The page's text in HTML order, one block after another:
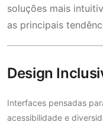
soluções mais
as principais
Design
Interfaces pensadas
acessibilidade e